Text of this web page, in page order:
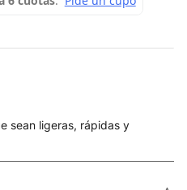
sean ligeras, rápidas y